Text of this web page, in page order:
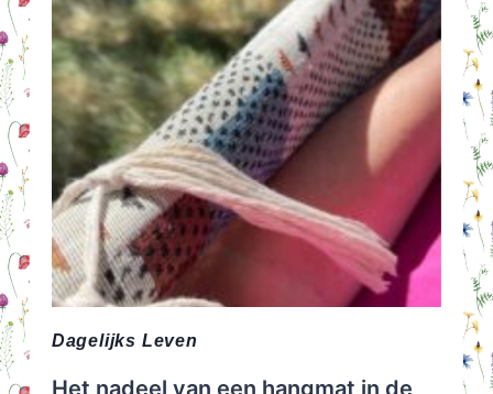
Dagelijks Leven
Het nadeel van een hangmat in de